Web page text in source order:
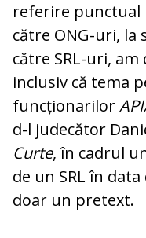
referire punctual
către ONG-uri, la
către SRL-uri,
inclusiv că tema
funcționarilor
d-l judecător
Curte, în cadrul
de un SRL în
doar un pretext.